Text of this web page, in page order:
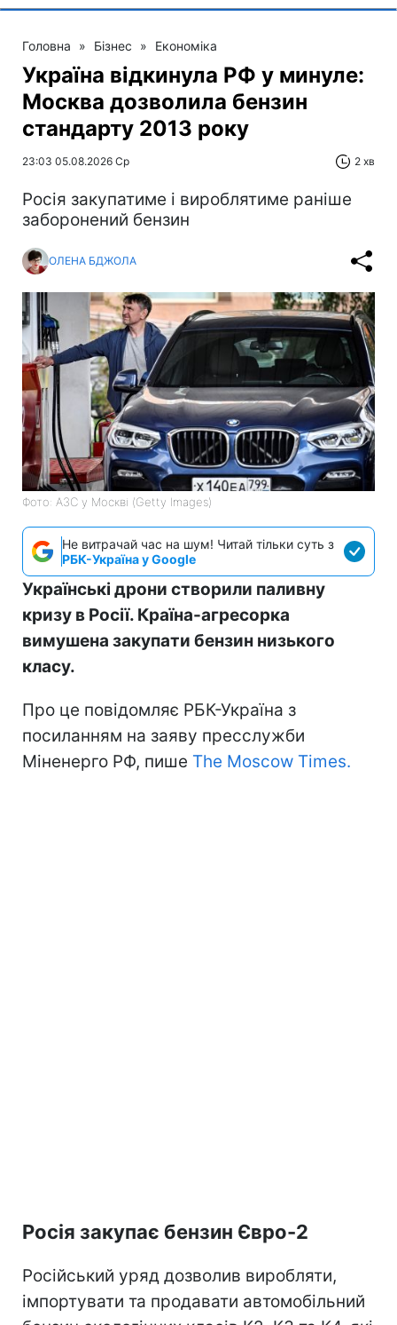
Головна » Бізнес » Економіка
Україна відкинула РФ у минуле:
Москва дозволила бензин
стандарту 2013 року
23:03 05.08.2026 Ср 2 хв
Росія закупатиме і вироблятиме раніше
заборонений бензин
ОЛЕНА БДЖОЛА
Фото: АЗС у Москві (Getty Images)
Не витрачай час на шум! Читай тільки суть з
РБК-Україна у Google
Українські дрони створили паливну
кризу в Росії. Країна-агресорка
вимушена закупати бензин низького
класу.
Про це повідомляє РБК-Україна з
посиланням на заяву пресслужби
Міненерго РФ, пише The Moscow Times.
Росія закупає бензин Євро-2
Російський уряд дозволив виробляти,
імпортувати та продавати автомобільний